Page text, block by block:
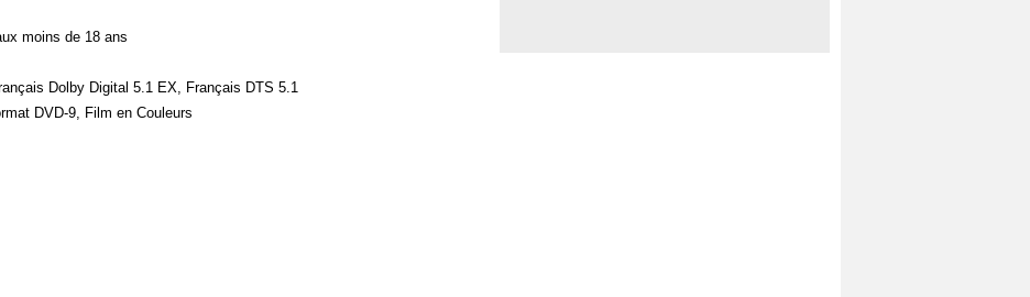
moins de 18 ans
Dolby Digital 5.1 EX, Français DTS 5.1
DVD-9, Film en Couleurs